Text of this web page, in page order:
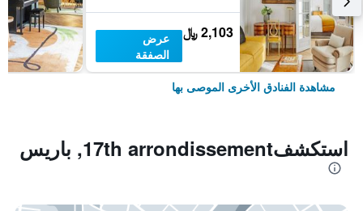
2,103 ﷼
عرض
الصفقة
مشاهدة الفنادق الأخرى الموصى بها
استكشف17th arrondissement, باريس